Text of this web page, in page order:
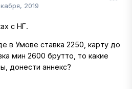
2019
с НГ.
в Умове ставка 2250, карту до
мин 2600 брутто, то какие
донести аннекс?